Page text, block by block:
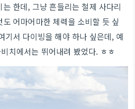
한데, 그냥 흔들리는 철제 사다리
어마어마한 체력을 소비할 듯 싶
기서 다이빙을 해야 하나 싶은데, 예
치에서는 뛰어내려 봤었다. ㅎㅎ